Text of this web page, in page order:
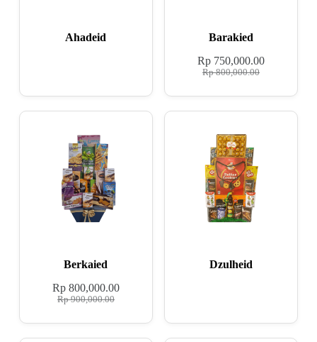
Ahadeid Barakied
Rp800,000.00
Rp 750,000.00
Berkaied
Rp900,000.00
Rp800,000.00
Dzulheid